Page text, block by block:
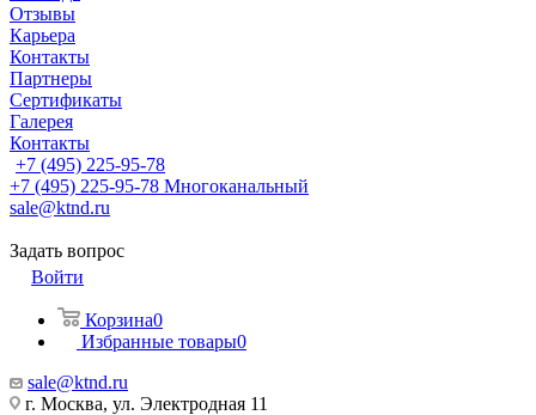
Отзывы
Карьера
Контакты
Партнеры
Сертификаты
Галерея
Контакты
+7 (495) 225-95-78
+7 (495) 225-95-78 Многоканальный
sale@ktnd.ru
Задать вопрос
Войти
Корзина0
Избранные товары0
sale@ktnd.ru
г. Москва, ул. Электродная 11